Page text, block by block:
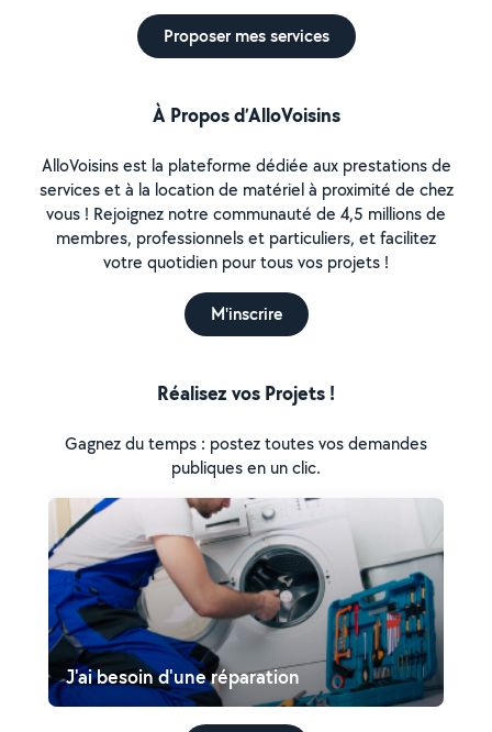
Proposer mes services
À Propos d’AlloVoisins
AlloVoisins est la plateforme dédiée aux prestations de
services et à la location de matériel à proximité de chez
vous ! Rejoignez notre communauté de 4,5 millions de
membres, professionnels et particuliers, et facilitez
votre quotidien pour tous vos projets !
M'inscrire
Réalisez vos Projets !
Gagnez du temps : postez toutes vos demandes
publiques en un clic.
J'ai besoin d'une réparation